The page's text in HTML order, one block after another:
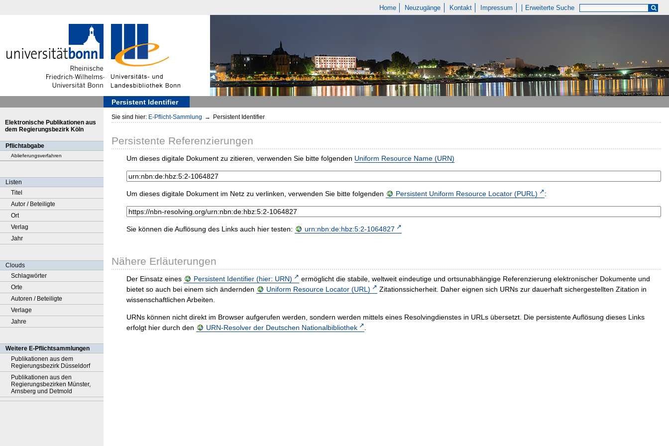
Home Neuzugänge Kontakt Impressum Erweiterte Suche
Persistent Identifier
Elektronische Publikationen aus
dem Regierungsbezirk Köln
Pflichtabgabe
Ablieferungsverfahren
Listen
Titel
Autor / Beteiligte
Ort
Verlag
Jahr
Clouds
Schlagwörter
Orte
Autoren / Beteiligte
Verlage
Jahre
Weitere E-Pflichtsammlungen
Publikationen aus dem
Regierungsbezirk Düsseldorf
Publikationen aus den
Regierungsbezirken Münster,
Arnsberg und Detmold
Sie sind hier: E-Pflicht-Sammlung → Persistent Identifier
Persistente Referenzierungen
Um dieses digitale Dokument zu zitieren, verwenden Sie bitte folgenden Uniform Resource Name (URN)
Um dieses digitale Dokument im Netz zu verlinken, verwenden Sie bitte folgenden Persistent Uniform Resource Locator (PURL) :
Sie können die Auflösung des Links auch hier testen: urn:nbn:de:hbz:5:2-1064827
Nähere Erläuterungen
Der Einsatz eines Persistent Identifier (hier: URN)
ermöglicht die stabile, weltweit eindeutige und ortsunabhängige Referenzierung elektronischer Dokumente und
bietet so auch bei einem sich ändernden
Uniform Resource Locator (URL)
Zitationssicherheit. Daher eignen sich URNs zur dauerhaft sichergestellten Zitation in
wissenschaftlichen Arbeiten.
URNs können nicht direkt im Browser aufgerufen werden, sondern werden mittels eines Resolvingdienstes in URLs übersetzt. Die persistente Auflösung dieses Links
erfolgt hier durch den
URN-Resolver der Deutschen Nationalbibliothek .